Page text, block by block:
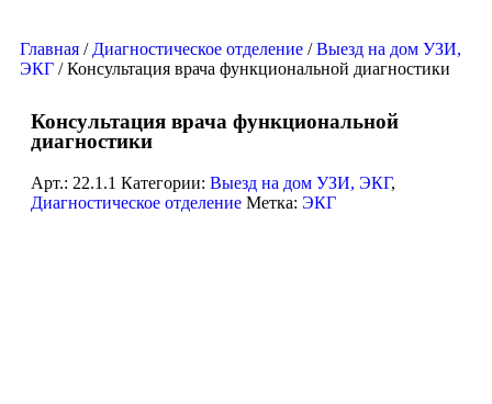
Главная / Диагностическое отделение /Выезд на дом УЗИ,
ЭКГ / Консультация врача функциональной диагностики
Консультация врача функциональной
диагностики
Арт.: 22.1.1 Категории: Выезд на дом УЗИ, ЭКГ,
Диагностическое отделение Метка: ЭКГ